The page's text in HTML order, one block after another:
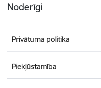
Noderīgi
Privātuma politika
Piekļūstamība